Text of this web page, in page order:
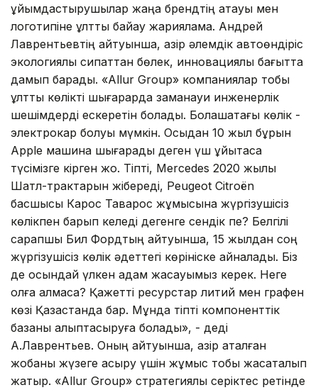
ұйымдастырушылар жаңа брендтің атауы мен
логотипіне ұлттық байқау жарияламақ. Андрей
Лаврентьевтің айтуынша, қазір әлемдік автоөндіріс
экологиялық сипаттан бөлек, инновациялық бағытта
дамып барады. «Allur Group» компаниялар тобы
ұлттық көлікті шығарарда заманауи инженерлік
шешімдерді ескеретін болады. Болашақтағы көлік -
электрокар болуы мүмкін. Осыдан 10 жыл бұрын
Apple машина шығарады деген үш ұйықтасақ
түсімізге кірген жоқ. Тіпті, Mercedes 2020 жылы
Шатл-трактарын жібереді, Peugeot Citroёn
басшысы Карос Таварос жұмысына жүргізушісіз
көлікпен барып келеді дегенге сендік пе? Белгілі
сарапшы Бил Фордтың айтуынша, 15 жылдан соң
жүргізушісіз көлік әдеттегі көрініске айналады. Біз
де осындай үлкен қадам жасауымыз керек. Неге
қолға алмасқа? Қажетті ресурстар литий мен графен
көзі Қазақстанда бар. Мұнда тіпті компоненттік
базаны қалыптасыруға болады», - деді
А.Лаврентьев. Оның айтуынша, қазір аталған
жобаны жүзеге асыру үшін жұмыс тобы жасақталып
жатыр. «Allur Group» стратегиялық серіктес ретінде